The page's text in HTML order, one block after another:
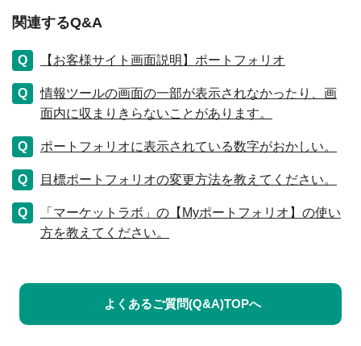
関連するQ&A
【お客様サイト画面説明】ポートフォリオ
情報ツールの画面の一部が表示されなかったり、画
面内に収まりきらないことがあります。
ポートフォリオに表示されている数字がおかしい。
目標ポートフォリオの変更方法を教えてください。
「マーケットラボ」の【Myポートフォリオ】の使い
方を教えてください。
よくあるご質問(Q&A)TOPへ